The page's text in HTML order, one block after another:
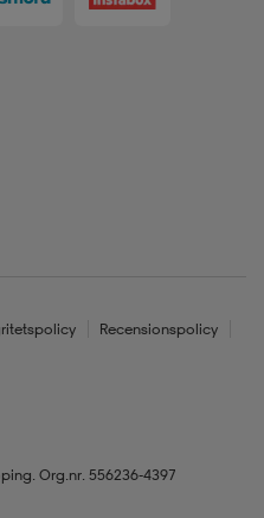
Recensionspolicy
Org.nr. 556236-4397